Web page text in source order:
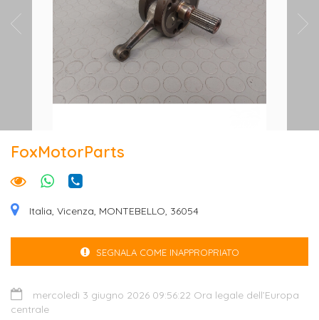
FoxMotorParts
Italia, Vicenza, MONTEBELLO, 36054
SEGNALA COME INAPPROPRIATO
mercoledì 3 giugno 2026 09:56:22 Ora legale dell’Europa
centrale